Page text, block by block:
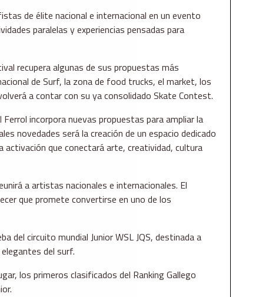
de élite nacional e internacional en un evento
paralelas y experiencias pensadas para
recupera algunas de sus propuestas más
de Surf, la zona de food trucks, el market, los
a contar con su ya consolidado Skate Contest.
incorpora nuevas propuestas para ampliar la
novedades será la creación de un espacio dedicado
activación que conectará arte, creatividad, cultura
a artistas nacionales e internacionales. El
que promete convertirse en uno de los
del circuito mundial Junior WSL JQS, destinada a
del surf.
los primeros clasificados del Ranking Gallego